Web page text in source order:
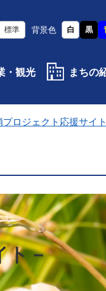
標準 背景色 白 黒
・観光
まちの
ロジェクト応援サイ
ト－